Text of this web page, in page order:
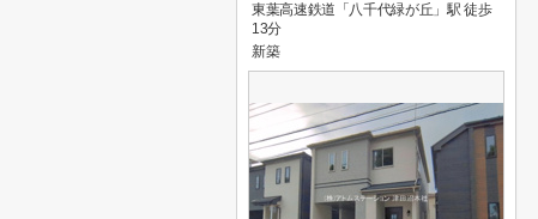
東葉高速鉄道「八千代緑が丘」駅 徒歩
13分
新築